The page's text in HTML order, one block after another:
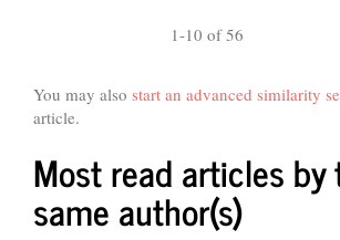
1-10 of 56
You may also start an advanced similarity
article.
Most read articles by
same author(s)